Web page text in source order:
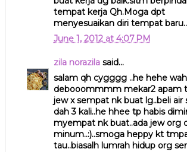
tempat kerja Qh.Moga dpt
menyesuaikan diri tempat
June 1, 2012 at 4:07 PM
zila norazilasaid...
salam qh cygggg ..he hehe
debooommmm mekar2 apam
jew x sempat nk buat lg..beli air
dah 3 kali..he hhee tp habis
myempat nk buat..ada jew org
minum..:)..smoga heppy kt
tau..biasalh lumrah hidup org